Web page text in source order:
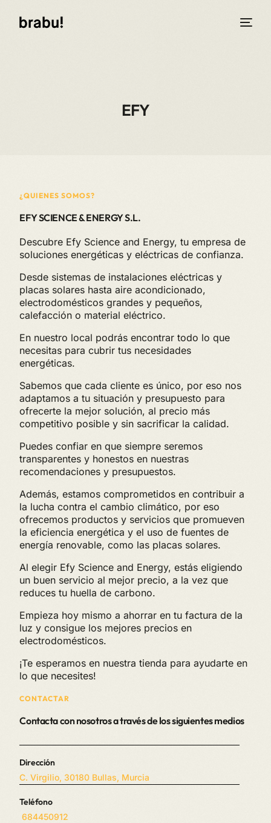
EFY
¿QUIENES SOMOS?
EFY SCIENCE & ENERGY S.L.
Descubre Efy Science and Energy, tu empresa de
soluciones energéticas y eléctricas de confianza.
Desde sistemas de instalaciones eléctricas y
placas solares hasta aire acondicionado,
electrodomésticos grandes y pequeños,
calefacción o material eléctrico.
En nuestro local podrás encontrar todo lo que
necesitas para cubrir tus necesidades
energéticas.
Sabemos que cada cliente es único, por eso nos
adaptamos a tu situación y presupuesto para
ofrecerte la mejor solución, al precio más
competitivo posible y sin sacrificar la calidad.
Puedes confiar en que siempre seremos
transparentes y honestos en nuestras
recomendaciones y presupuestos.
Además, estamos comprometidos en contribuir a
la lucha contra el cambio climático, por eso
ofrecemos productos y servicios que promueven
la eficiencia energética y el uso de fuentes de
energía renovable, como las placas solares.
Al elegir Efy Science and Energy, estás eligiendo
un buen servicio al mejor precio, a la vez que
reduces tu huella de carbono.
Empieza hoy mismo a ahorrar en tu factura de la
luz y consigue los mejores precios en
electrodomésticos.
¡Te esperamos en nuestra tienda para ayudarte en
lo que necesites!
CONTACTAR
Contacta con nosotros a través de los siguientes medios
Dirección
C. Virgilio, 30180 Bullas, Murcia
Teléfono
684450912